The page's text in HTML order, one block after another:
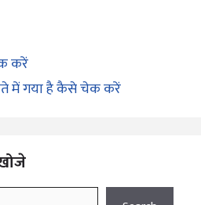
करें
में गया है कैसे चेक करें